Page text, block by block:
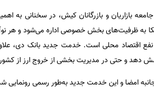
بازاریان و بازرگانان کیش، در سخنانی
به ظرفیت‌های بخش خصوصی اداره می‌شود و هر
اقتصاد محلی است. خدمت جدید بانک دی،
دهد و حتی در مدیریت بخشی از خروج ارز از
امضا و این خدمت جدید به‌طور رسمی رونمایی